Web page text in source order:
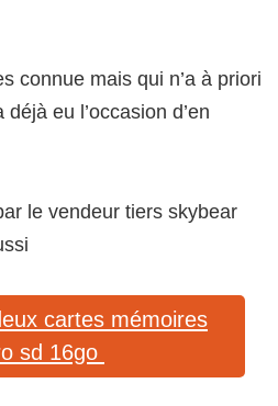
connue mais qui n’a à priori
eu l’occasion d’en
le vendeur tiers skybear
cartes mémoires
sd 16go